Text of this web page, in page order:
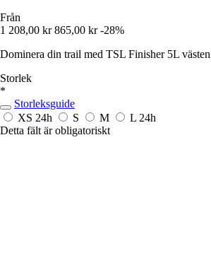
Från
1 208,00 kr 865,00 kr -28%
Dominera din trail med TSL Finisher 5L
Storlek
*
Storleksguide
XS 24h S M L 24h
Detta fält är obligatoriskt